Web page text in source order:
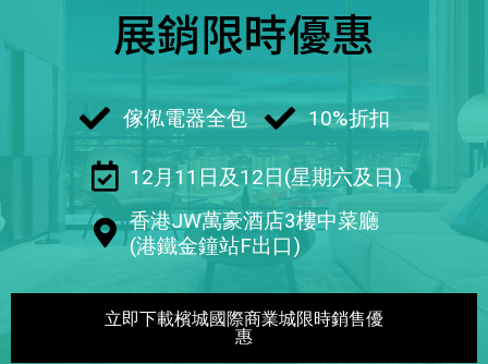
展銷限時優惠
傢俬電器全包 10%折扣
12月11日及12日(星期六及日)
香港JW萬豪酒店3樓中菜廳
(港鐵金鐘站F出口)
立即下載檳城國際商業城限時銷售優
惠